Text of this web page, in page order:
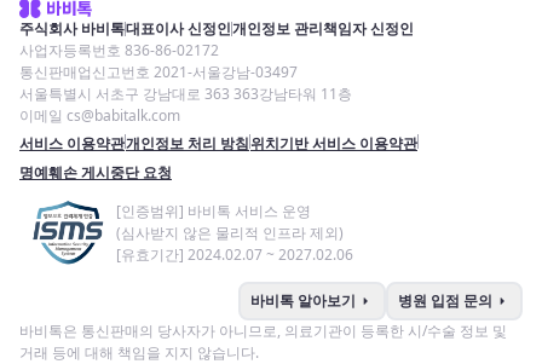
주식회사 바비톡대표이사 신정인개인정보 관리책임자 신정인
사업자등록번호 836-86-02172
통신판매업신고번호 2021-서울강남-03497
서울특별시 서초구 강남대로 363 363강남타워 11층
이메일 cs@babitalk.com
서비스 이용약관개인정보 처리 방침위치기반 서비스 이용약관
명예훼손 게시중단 요청
[인증범위] 바비톡 서비스 운영
(심사받지 않은 물리적 인프라 제외)
[유효기간] 2024.02.07 ~ 2027.02.06
바비톡 알아보기 arrow_right 병원 입점 문의 arrow_right
바비톡은 통신판매의 당사자가 아니므로, 의료기관이 등록한 시/수술 정보 및
거래 등에 대해 책임을 지지 않습니다.